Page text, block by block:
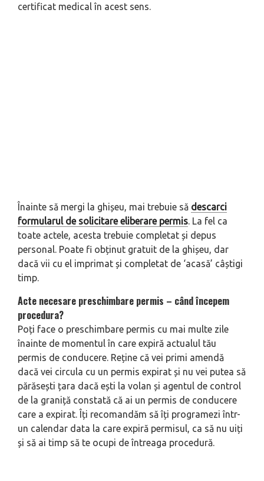
certificat medical în acest sens.
Înainte să mergi la ghișeu, mai trebuie să descarci
formularul de solicitare eliberare permis. La fel ca
toate actele, acesta trebuie completat și depus
personal. Poate fi obținut gratuit de la ghișeu, dar
dacă vii cu el imprimat și completat de ‘acasă’ câștigi
timp.
Acte necesare preschimbare permis – când începem
procedura?
Poți face o preschimbare permis cu mai multe zile
înainte de momentul în care expiră actualul tău
permis de conducere. Reține că vei primi amendă
dacă vei circula cu un permis expirat și nu vei putea să
părăsești țara dacă ești la volan și agentul de control
de la graniță constată că ai un permis de conducere
care a expirat. Îți recomandăm să îți programezi într-
un calendar data la care expiră permisul, ca să nu uiți
și să ai timp să te ocupi de întreaga procedură.